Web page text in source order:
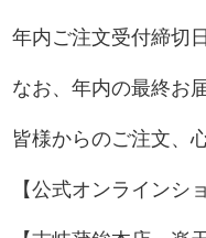
年内ご注文受付締切
なお、年内の最終お
皆様からのご注文、
【公式オンラインシ